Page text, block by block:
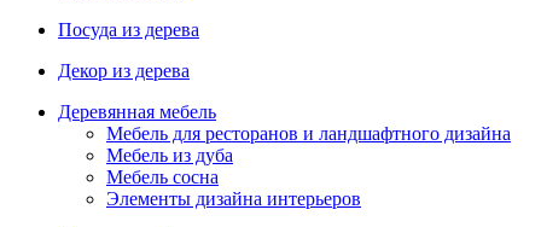
Посуда из дерева
Декор из дерева
Деревянная мебель
Мебель для ресторанов и ландшафтного дизайна
Мебель из дуба
Мебель сосна
Элементы дизайна интерьеров